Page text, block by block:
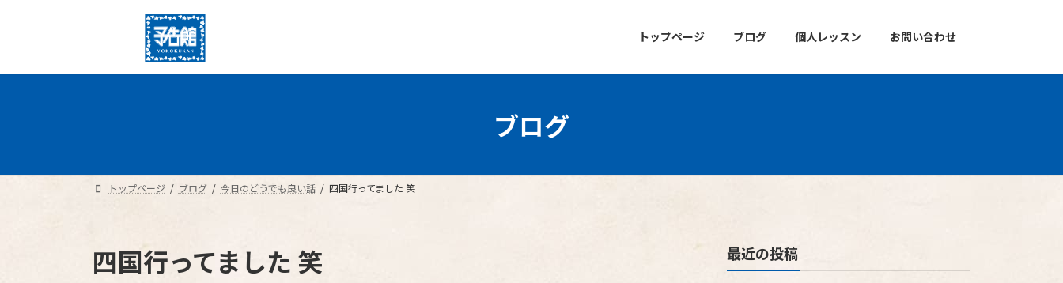
プ
動
トップページ ブログ 個人レッスン お問い合わせ
ブログ
トップページ ブログ 今日のどうでも良い話 四国行ってました 笑
四国行ってました 笑 最近の投稿